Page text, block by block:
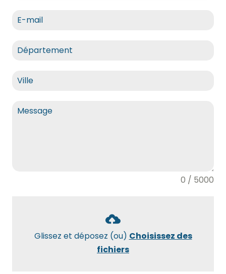
0 / 5000
Glissez et déposez (ou) Choisissez des
fichiers